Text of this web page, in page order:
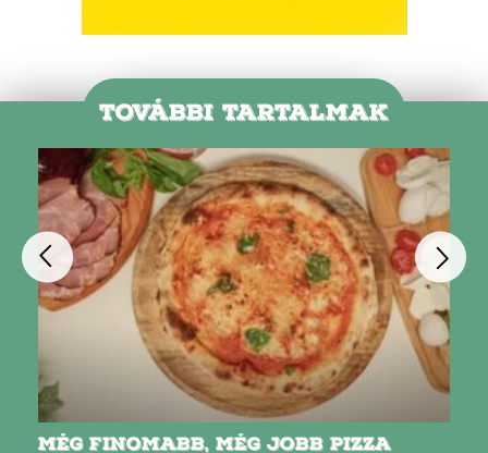
TOVÁBBI TARTALMAK
MÉG FINOMABB, MÉG JOBB PIZZA